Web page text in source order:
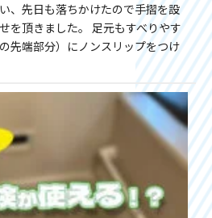
、先日も落ちかけたので手摺を設
を頂きました。 足元もすべりやす
先端部分）にノンスリップをつけ